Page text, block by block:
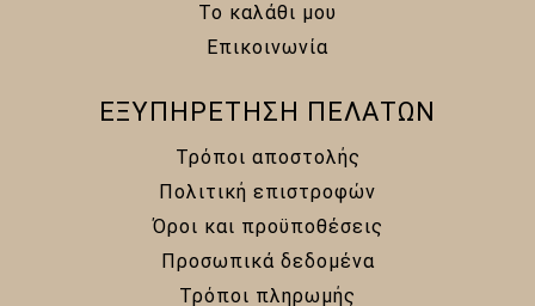
Το καλάθι μου
Επικοινωνία
ΕΞΥΠΗΡΕΤΗΣΗ ΠΕΛΑΤΩΝ
Τρόποι αποστολής
Πολιτική επιστροφών
Όροι και προϋποθέσεις
Προσωπικά δεδομένα
Τρόποι πληρωμής